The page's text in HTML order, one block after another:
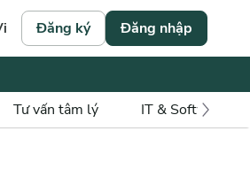
Đăng ký Đăng nhập
Tư vấn tâm lý IT & Software